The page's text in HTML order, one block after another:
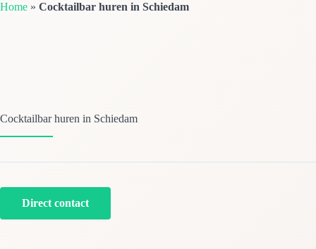
Home » Cocktailbar huren in Schiedam
Cocktailbar huren in Schiedam
Direct contact